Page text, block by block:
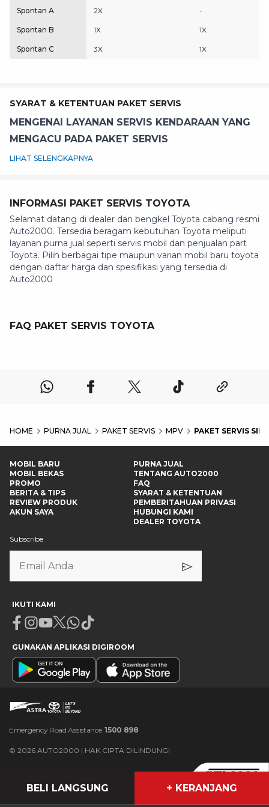
Spontan A 2X -
Spontan B 1X 1X
Spontan C 3X 1X
SYARAT & KETENTUAN PAKET SERVIS
MENGENAI LAYANAN SERVIS KENDARAAN YANG
MENGACU PADA PAKET SERVIS
LIHAT SELENGKAPNYA
INFORMASI PAKET SERVIS TOYOTA
Selamat datang di dealer dan bengkel Toyota cabang resmi
Auto2000. Tersedia beragam kebutuhan Toyota meliputi
layanan purna jual seperti servis mobil dan penjualan part
Toyota. Pilih berbagai tipe maupun varian mobil baru toyota
dengan daftar harga dan spesifikasi yang tersedia di
Auto2000
FAQ PAKET SERVIS TOYOTA
HOME PURNA JUAL PAKET SERVIS MPV PAKET SERVIS
BELI LANGSUNG + KERANJANG
MOBIL BARU
MOBIL BEKAS
PROMO
BERITA & TIPS
REVIEW PRODUK
AKUN SAYA
PURNA JUAL
TENTANG AUTO2000
FAQ
SYARAT & KETENTUAN
PEMBERITAHUAN PRIVASI
HUBUNGI KAMI
DEALER TOYOTA
Subscribe
IKUTI KAMI
Facebook
Instagram
Youtube
X Whatsapp
Tiktok
GUNAKAN APLIKASI DIGIROOM
Emergency Road Assistance 1500 898
© 2026 AUTO2000 | HAK CIPTA DILINDUNGI